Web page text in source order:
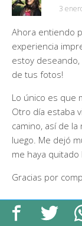
3
Ahora entiendo
experiencia
estoy deseando,
de tus fotos!
Lo único es que
Otro día estaba
camino, así de
luego. Me dejó
me haya quitado
Gracias por